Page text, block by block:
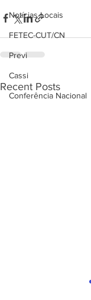
Notícias Locais
FETEC-CUT/CN
Previ
Cassi
Conferência Nacional
Recent Posts